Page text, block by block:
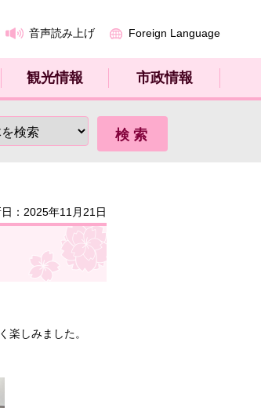
音声読み上げ Foreign Language
観光情報 市政情報
：2025年11月21日
しみました。